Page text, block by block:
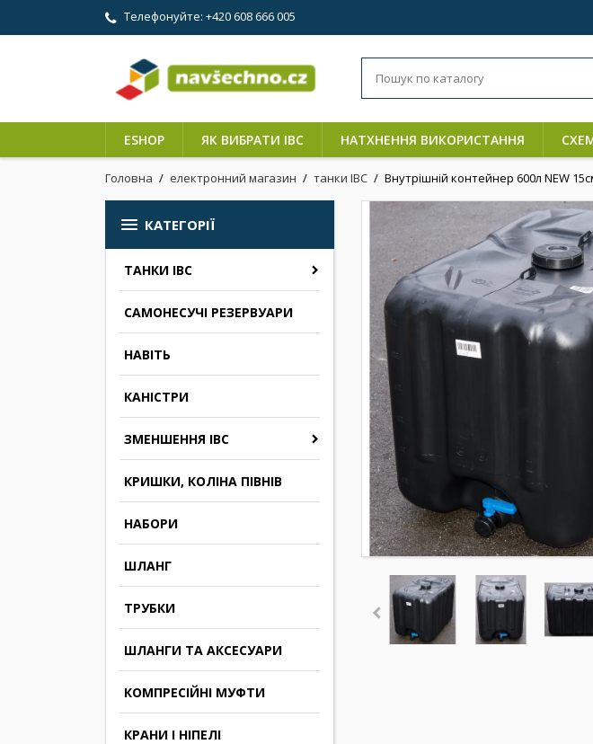
Телефонуйте: +420 608 666 005
ESHOP ЯК ВИБРАТИ IBC НАТХНЕННЯ ВИКОРИСТАННЯ
Головна електронний магазин танки IBC Внутрішній контейнер 600л NEW
 КАТЕГОРІЇ
ТАНКИ IBC
САМОНЕСУЧІ РЕЗЕРВУАРИ
НАВІТЬ
КАНІСТРИ
ЗМЕНШЕННЯ IBC
КРИШКИ, КОЛІНА ПІВНІВ
НАБОРИ
ШЛАНГ
ТРУБКИ
ШЛАНГИ ТА АКСЕСУАРИ
КОМПРЕСІЙНІ МУФТИ
КРАНИ І НІПЕЛІ